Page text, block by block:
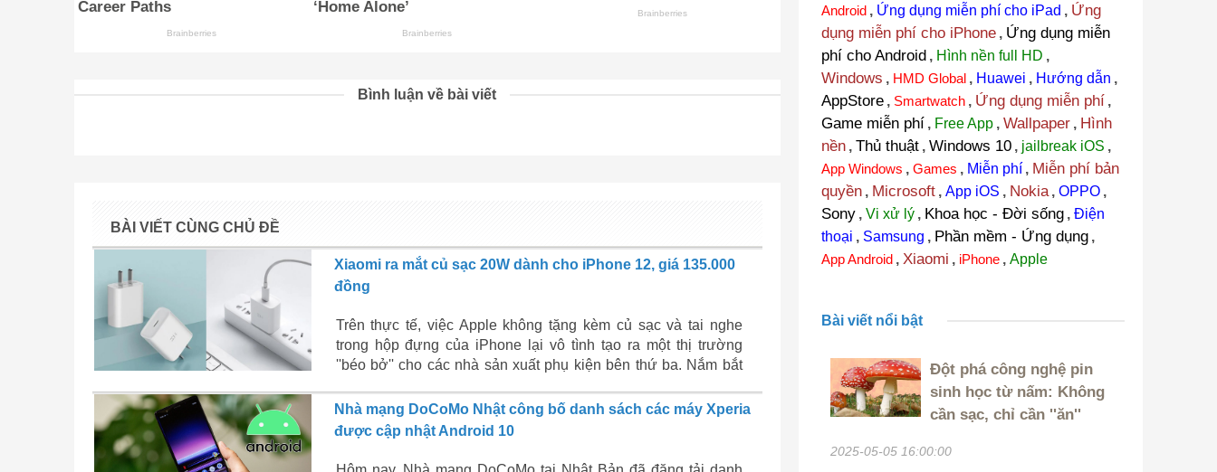
Bình luận về bài viết
BÀI VIẾT CÙNG CHỦ ĐỀ
Xiaomi ra mắt củ sạc 20W dành cho iPhone 12, giá 135.000
đồng
Trên thực tế, việc Apple không tặng kèm củ sạc và tai nghe
trong hộp đựng của iPhone lại vô tình tạo ra một thị trường
''béo bở'' cho các nhà sản xuất phụ kiện bên thứ ba. Nắm bắt
mang thương hiệu ZMI dành cho dòng iPhone 12 mới nhất của
Apple.
Nhà mạng DoCoMo Nhật công bố danh sách các máy Xperia
được cập nhật Android 10
Android , Ứng dụng miễn phí cho iPad , Ứng
dụng miễn phí cho iPhone , Ứng dụng miễn
phí cho Android , Hình nền full HD ,
Windows , HMD Global , Huawei , Hướng dẫn ,
AppStore , Smartwatch , Ứng dụng miễn phí ,
Game miễn phí , Free App , Wallpaper , Hình
nền , Thủ thuật , Windows 10 , jailbreak iOS ,
App Windows , Games , Miễn phí , Miễn phí bản
quyền , Microsoft , App iOS , Nokia , OPPO ,
Sony , Vi xử lý , Khoa học - Đời sống , Điện
thoại , Samsung , Phần mềm - Ứng dụng ,
App Android , Xiaomi , iPhone , Apple
Bài viết nổi bật
Đột phá công nghệ pin
sinh học từ nấm: Không
cần sạc, chỉ cần ''ăn''
2025-05-05 16:00:00